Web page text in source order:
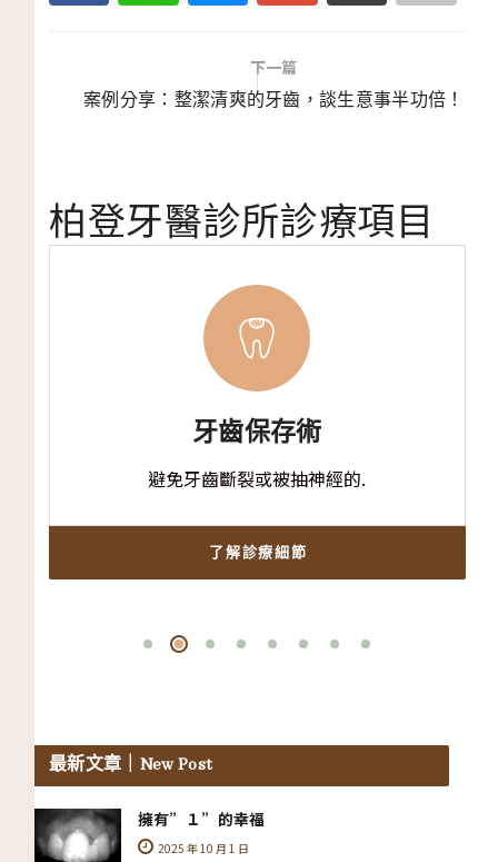
下一篇
案例分享：整潔清爽的牙齒，談生意事半功倍！
柏登牙醫診所診療項目
牙齒保存術
避免牙齒斷裂或被抽神經的.
了解診療細節
最新文章 ｜New Post
擁有”１”的幸福
2025 年 10 月 1 日